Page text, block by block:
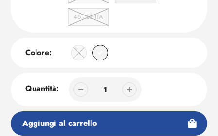
46 - 52 ITA
Colore:
Quantità:
Aggiungi al carrello